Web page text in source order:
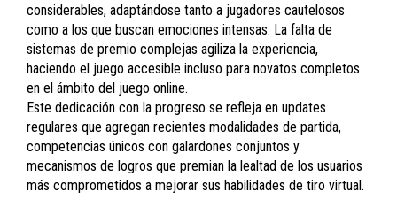
considerables, adaptándose tanto a jugadores cautelosos
como a los que buscan emociones intensas. La falta de
sistemas de premio complejas agiliza la experiencia,
haciendo el juego accesible incluso para novatos completos
en el ámbito del juego online.
Este dedicación con la progreso se refleja en updates
regulares que agregan recientes modalidades de partida,
competencias únicos con galardones conjuntos y
mecanismos de logros que premian la lealtad de los usuarios
más comprometidos a mejorar sus habilidades de tiro virtual.